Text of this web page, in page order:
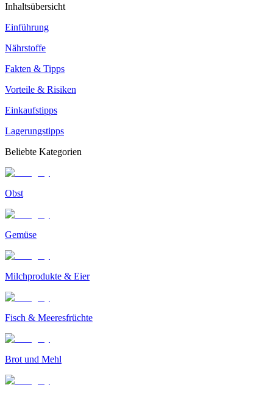
Inhaltsübersicht
Einführung
Nährstoffe
Fakten & Tipps
Vorteile & Risiken
Einkaufstipps
Lagerungstipps
Beliebte Kategorien
Obst
Gemüse
Milchprodukte & Eier
Fisch & Meeresfrüchte
Brot und Mehl